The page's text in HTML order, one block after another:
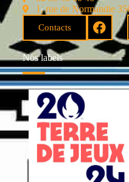
1, rue de Normandie
Contacts
Nos labels